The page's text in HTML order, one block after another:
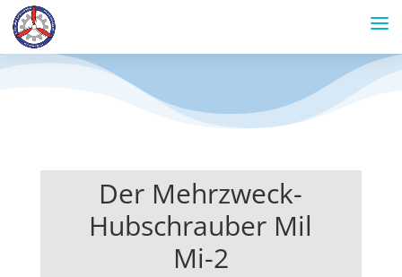
Der Mehrzweck-
Hubschrauber Mil
Mi-2